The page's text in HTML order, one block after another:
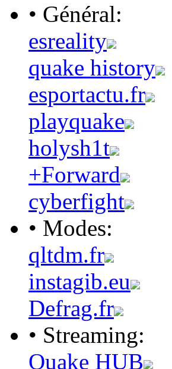
• Général:
esreality
quake history
esportactu.fr
playquake
holysh1t
+Forward
cyberfight
• Modes:
qltdm.fr
instagib.eu
Defrag.fr
• Streaming:
Quake HUB